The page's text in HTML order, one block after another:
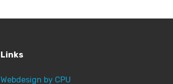
Links
Webdesign by CPU